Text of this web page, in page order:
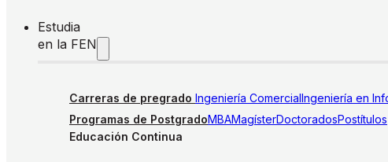
Estudia
en la FEN
Carreras de pregrado Ingeniería ComercialIngeniería en
Programas de PostgradoMBAMagísterDoctoradosPostítulos
Educación Continua